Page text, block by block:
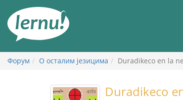
садржају
Форум О осталим језицима Duradikeco en la
Duradikeco